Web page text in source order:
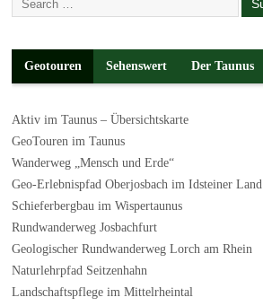
Geotouren Sehenswert Der Taunus
Aktiv im Taunus – Übersichtskarte
GeoTouren im Taunus
Wanderweg „Mensch und Erde“
Geo-Erlebnispfad Oberjosbach im Idsteiner Land
Schieferbergbau im Wispertaunus
Rundwanderweg Josbachfurt
Geologischer Rundwanderweg Lorch am Rhein
Naturlehrpfad Seitzenhahn
Landschaftspflege im Mittelrheintal